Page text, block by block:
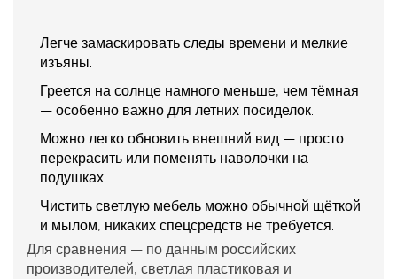
Легче замаскировать следы времени и мелкие
изъяны.
Греется на солнце намного меньше, чем тёмная
— особенно важно для летних посиделок.
Можно легко обновить внешний вид — просто
перекрасить или поменять наволочки на
подушках.
Чистить светлую мебель можно обычной щёткой
и мылом, никаких спецсредств не требуется.
Для сравнения — по данным российских
производителей, светлая пластиковая и